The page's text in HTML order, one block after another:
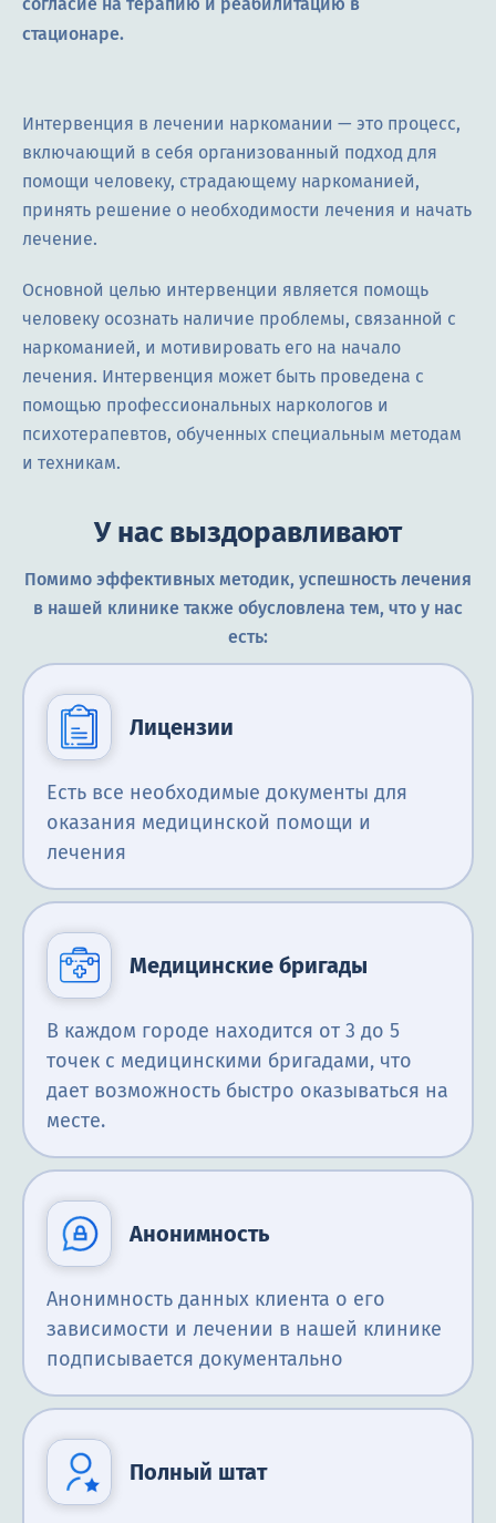
стационаре.
Интервенция в лечении наркомании — это процесс,
включающий в себя организованный подход для
помощи человеку, страдающему наркоманией,
принять решение о необходимости лечения и начать
лечение.
Основной целью интервенции является помощь
человеку осознать наличие проблемы, связанной с
наркоманией, и мотивировать его на начало
лечения. Интервенция может быть проведена с
помощью профессиональных наркологов и
психотерапевтов, обученных специальным методам
и техникам.
У нас выздоравливают
Помимо эффективных методик, успешность лечения
в нашей клинике также обусловлена тем, что у нас
есть:
Лицензии
Есть все необходимые документы для
оказания медицинской помощи и
лечения
Медицинские бригады
В каждом городе находится от 3 до 5
точек с медицинскими бригадами, что
дает возможность быстро оказываться на
месте.
Анонимность
Анонимность данных клиента о его
зависимости и лечении в нашей клинике
подписывается документально
Полный штат